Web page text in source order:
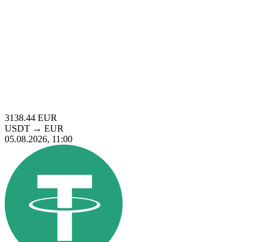
3138.44 EUR
USDT → EUR
05.08.2026, 11:00